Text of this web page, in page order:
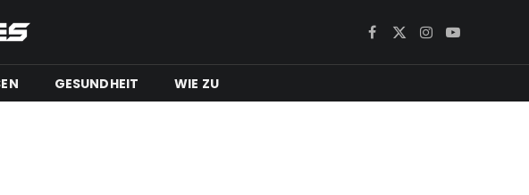
Facebook
X
Instagram
YouTube
GESUNDHEIT WIE ZU